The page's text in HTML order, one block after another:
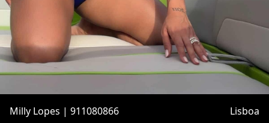
Milly Lopes | 911080866 Lisboa